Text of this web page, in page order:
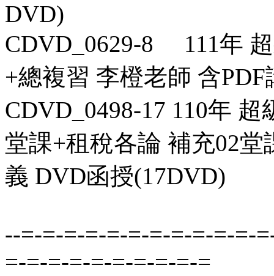
DVD)
CDVD_0629-8 111年
+總複習 李橙老師 含
CDVD_0498-17 110年
堂課+租稅各論 補充02
義 DVD函授(17DVD)
--=-=-=-=-=-=-=-=-=-=-=-
=-=-=-=-=-=-=-=-=-=